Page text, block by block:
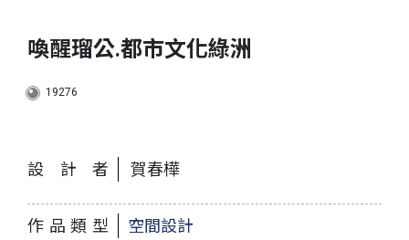
喚醒瑠公.都市文化綠洲
19276
設計者 賀春樺
作品類型 空間設計